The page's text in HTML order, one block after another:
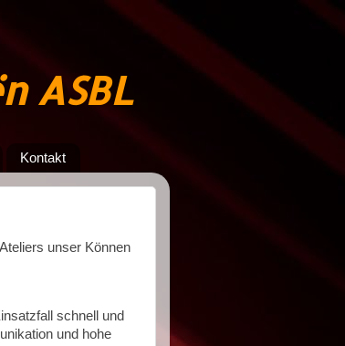
ASBL
Kontakt
unser Können
schnell und
und hohe